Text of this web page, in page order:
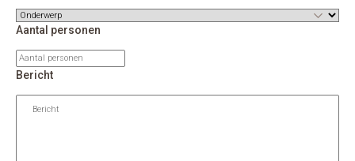
Aantal personen
Bericht